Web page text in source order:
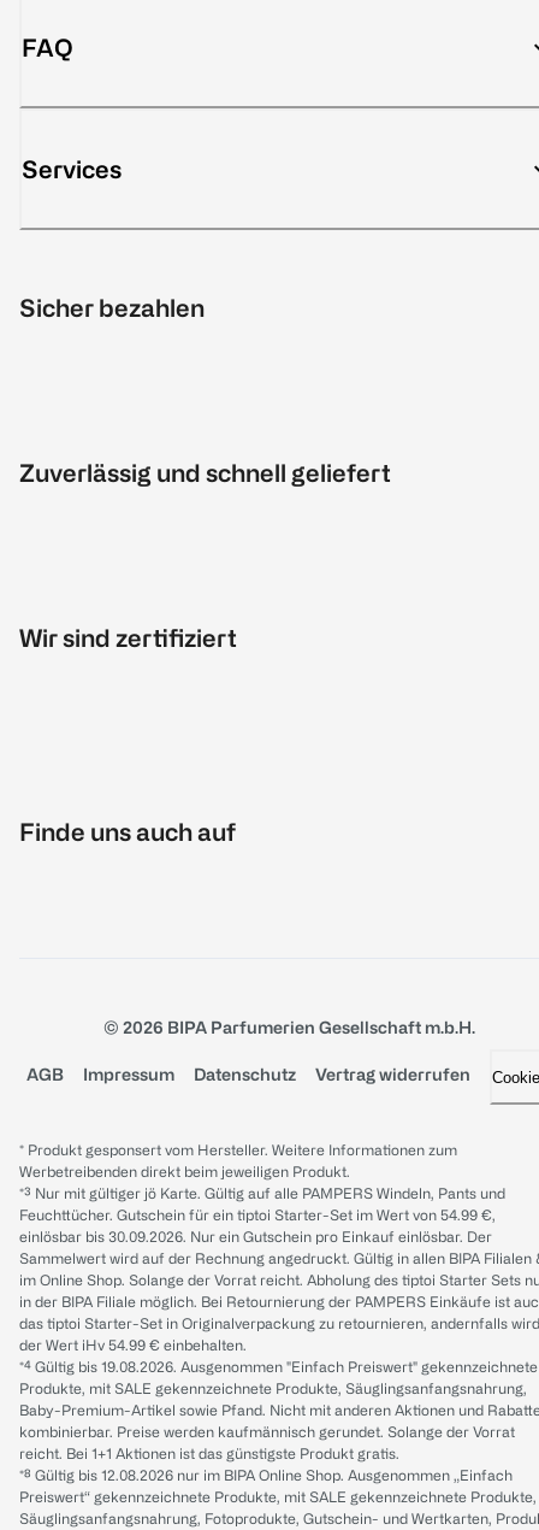
FAQ
Services
Sicher bezahlen
Zuverlässig und schnell geliefert
Wir sind zertifiziert
Finde uns auch auf
© 2026 BIPA Parfumerien Gesellschaft m.b.H.
AGB Impressum Datenschutz Vertrag widerrufen
* Produkt gesponsert vom Hersteller. Weitere Informationen zum
Werbetreibenden direkt beim jeweiligen Produkt.
*³ Nur mit gültiger jö Karte. Gültig auf alle PAMPERS Windeln, Pants und
Feuchttücher. Gutschein für ein tiptoi Starter-Set im Wert von 54.99 €,
einlösbar bis 30.09.2026. Nur ein Gutschein pro Einkauf einlösbar. Der
Sammelwert wird auf der Rechnung angedruckt. Gültig in allen BIPA Filialen
im Online Shop. Solange der Vorrat reicht. Abholung des tiptoi Starter Sets
in der BIPA Filiale möglich. Bei Retournierung der PAMPERS Einkäufe ist
das tiptoi Starter-Set in Originalverpackung zu retournieren, andernfalls wird
der Wert iHv 54.99 € einbehalten.
*⁴ Gültig bis 19.08.2026. Ausgenommen "Einfach Preiswert" gekennzeichnete
Produkte, mit SALE gekennzeichnete Produkte, Säuglingsanfangsnahrung,
Baby-Premium-Artikel sowie Pfand. Nicht mit anderen Aktionen und
kombinierbar. Preise werden kaufmännisch gerundet. Solange der Vorrat
reicht. Bei 1+1 Aktionen ist das günstigste Produkt gratis.
*⁸ Gültig bis 12.08.2026 nur im BIPA Online Shop. Ausgenommen „Einfach
Preiswert“ gekennzeichnete Produkte, mit SALE gekennzeichnete Produkte,
Säuglingsanfangsnahrung, Fotoprodukte, Gutschein- und Wertkarten,